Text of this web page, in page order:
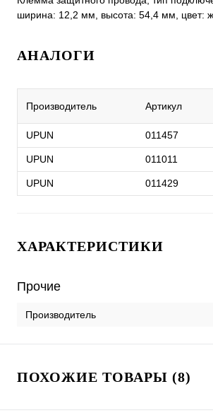
ширина: 12,2 мм, высота: 54,4 мм, цвет:
АНАЛОГИ
Производитель Артикул
UPUN 011457
UPUN 011011
UPUN 011429
ХАРАКТЕРИСТИКИ
Прочие
Производитель
ПОХОЖИЕ ТОВАРЫ (8)